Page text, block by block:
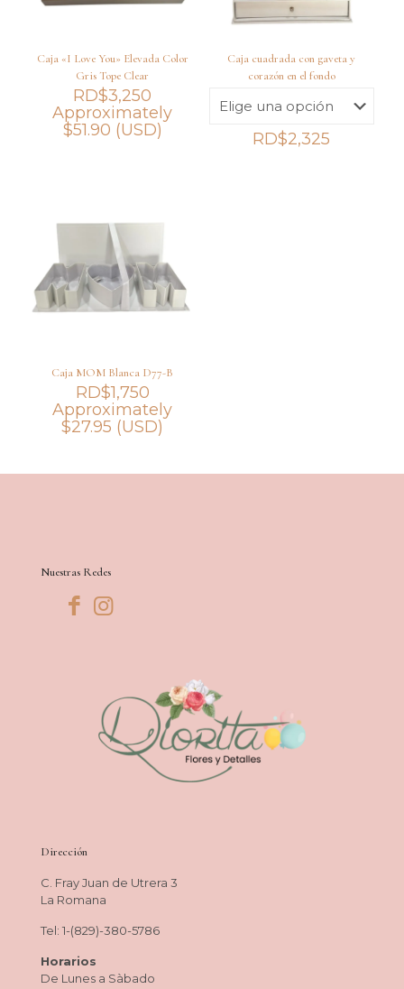
Caja «I Love You» Elevada Color
Gris Tope Clear
RD$3,250
Approximately
$51.90 (USD)
Caja cuadrada con gaveta y
corazón en el fondo
RD$2,325
Caja MOM Blanca D77-B
RD$1,750
Approximately
$27.95 (USD)
Nuestras Redes
Dirección
C. Fray Juan de Utrera 3
La Romana
Tel: 1-(829)-380-5786
Horarios
De Lunes a Sàbado